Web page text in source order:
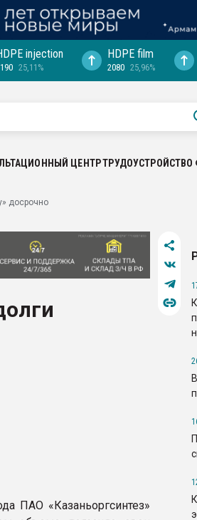
injection
25,11%
HDPE film
2080 25,96%
ЦЕНТРТРУДОУСТРОЙСТВО
досрочно
ПАО «Казаньоргсинтез»